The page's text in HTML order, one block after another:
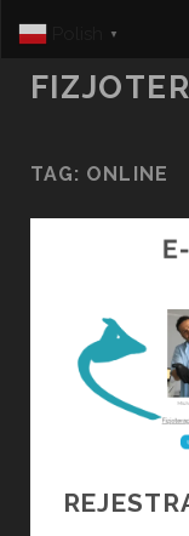
TAG: ONLINE
▼